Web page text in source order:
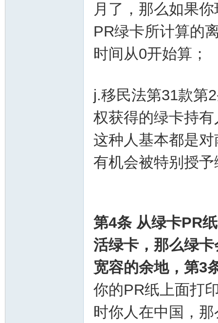
月了，那么如果
PR绿卡所计算的
时间从0开始算；
j.移民法第31款第
权获得的绿卡持
这种人基本都是
有机会被特别授
第4条 从绿卡PR
活绿卡，那么绿
宽容的余地，第3
你的PR纸上面打
时你人在中国，